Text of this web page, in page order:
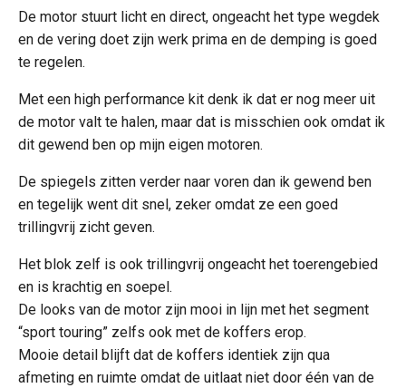
De motor stuurt licht en direct, ongeacht het type wegdek
en de vering doet zijn werk prima en de demping is goed
te regelen.
Met een high performance kit denk ik dat er nog meer uit
de motor valt te halen, maar dat is misschien ook omdat ik
dit gewend ben op mijn eigen motoren.
De spiegels zitten verder naar voren dan ik gewend ben
en tegelijk went dit snel, zeker omdat ze een goed
trillingvrij zicht geven.
Het blok zelf is ook trillingvrij ongeacht het toerengebied
en is krachtig en soepel.
De looks van de motor zijn mooi in lijn met het segment
“sport touring” zelfs ook met de koffers erop.
Mooie detail blijft dat de koffers identiek zijn qua
afmeting en ruimte omdat de uitlaat niet door één van de